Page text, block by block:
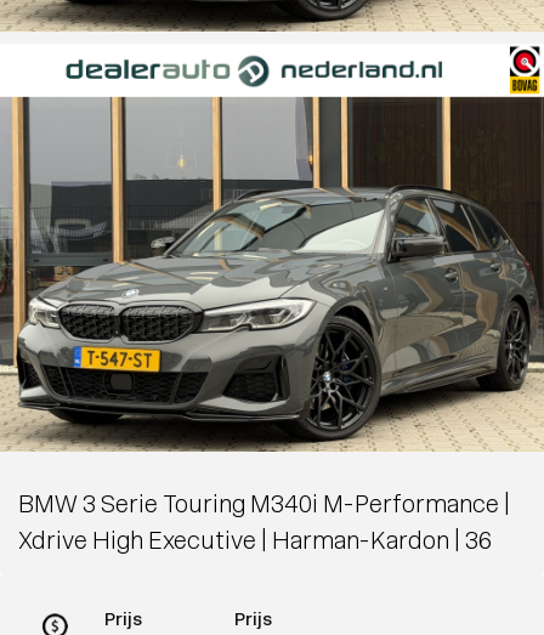
BMW 3 Serie Touring M340i M-Performance |
Xdrive High Executive | Harman-Kardon | 36
Prijs
Prijs